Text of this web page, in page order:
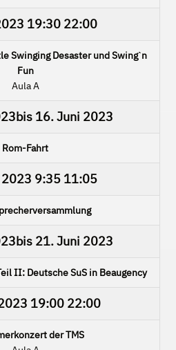
19:30 22:00
Swinging Desaster und Swingˋn
Fun
Aula A
bis 16. Juni 2023
Rom-Fahrt
9:35 11:05
bis 21. Juni 2023
II: Deutsche SuS in Beaugency
19:00 22:00
der TMS